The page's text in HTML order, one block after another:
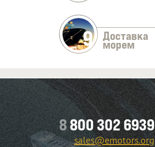
9 Доставка
морем
8800 302 6939
sales@emotors.org